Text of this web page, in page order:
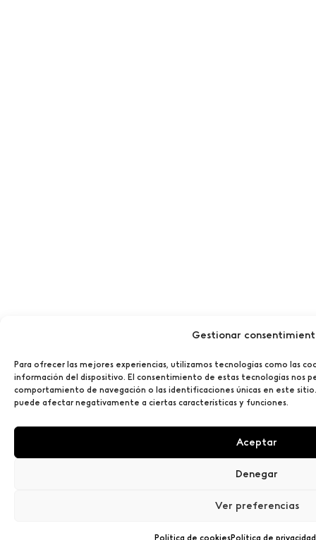
Gestionar
Para ofrecer las mejores experiencias, utilizamos tecnologías como las
información del dispositivo. El consentimiento de estas tecnologías nos
comportamiento de navegación o las identificaciones únicas en este
puede afectar negativamente a ciertas características y funciones.
Aceptar
Denegar
Ver preferencias
Política de cookiesPolítica de privacidad